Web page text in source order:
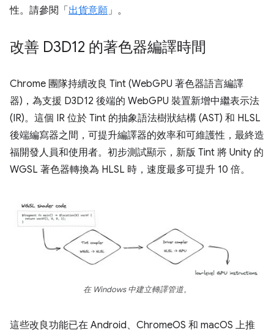
性。請參閱「 出貨意願」。
改善 D3D12 的著色器編譯時間
Chrome 團隊持續改良 Tint (WebGPU 著色器語言編譯
器)，為支援 D3D12 後端的 WebGPU 裝置新增中繼表示法
(IR)。這個 IR 位於 Tint 的抽象語法樹狀結構 (AST) 和 HLSL
後端編寫器之間，可提升編譯器的效率和可維護性，最終造
福開發人員和使用者。初步測試顯示，新版 Tint 將 Unity 的
WGSL 著色器轉換為 HLSL 時，速度最多可提升 10 倍。
在 Windows 中建立轉譯管道。
這些改良功能已在 Android、ChromeOS 和 macOS 上推